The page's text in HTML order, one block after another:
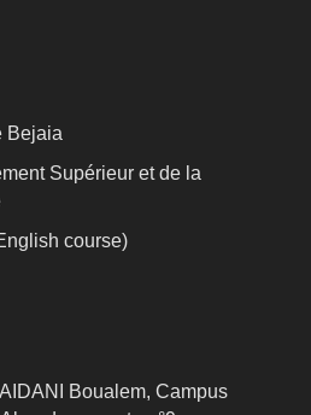
Bejaia
Supérieur et de la
course)
Boualem, Campus